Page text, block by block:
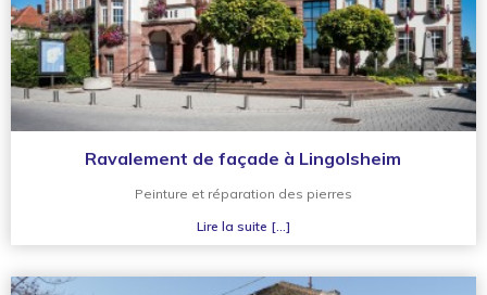
Ravalement de façade à Lingolsheim
Peinture et réparation des pierres
Lire la suite [...]